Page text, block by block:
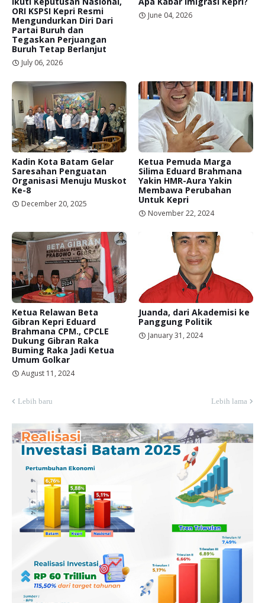
ORI KSPSI Kepri Resmi
Mengundurkan Diri Dari
Partai Buruh dan
Tegaskan Perjuangan
Buruh Tetap Berlanjut
July 06, 2026
June 04, 2026
Kadin Kota Batam Gelar
Saresahan Penguatan
Organisasi Menuju Muskot
Ke-8
December 20, 2025
Ketua Pemuda Marga
Silima Eduard Brahmana
Yakin HMR-Aura Yakin
Membawa Perubahan
Untuk Kepri
November 22, 2024
Ketua Relawan Beta
Gibran Kepri Eduard
Brahmana CPM., CPCLE
Dukung Gibran Raka
Buming Raka Jadi Ketua
Umum Golkar
August 11, 2024
Juanda, dari Akademisi ke
Panggung Politik
January 31, 2024
Lebih baru Lebih lama